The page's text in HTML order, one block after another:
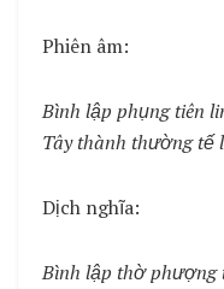
Phiên âm:
Bình lập phụng tiên
Tây thành thường tế
Dịch nghĩa:
Bình lập thờ phượng